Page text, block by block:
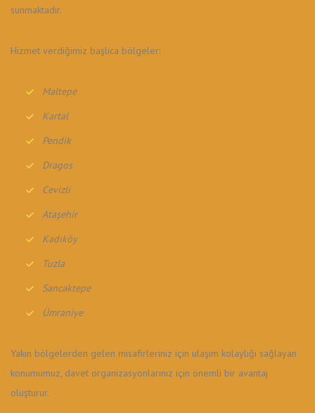
sunmaktadır.
Hizmet verdiğimiz başlıca bölgeler:
Maltepe
Kartal
Pendik
Dragos
Cevizli
Ataşehir
Kadıköy
Tuzla
Sancaktepe
Ümraniye
Yakın bölgelerden gelen misafirleriniz için ulaşım kolaylığı sağlayan
konumumuz, davet organizasyonlarınız için önemli bir avantaj
oluşturur.